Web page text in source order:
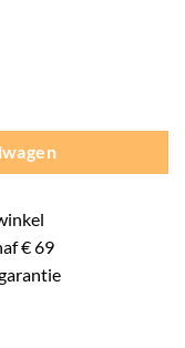
€ 69